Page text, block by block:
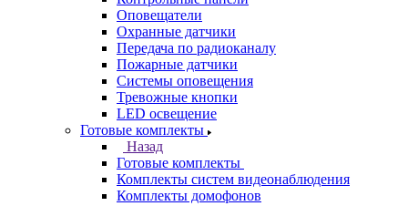
Оповещатели
Охранные датчики
Передача по радиоканалу
Пожарные датчики
Системы оповещения
Тревожные кнопки
LED освещение
Готовые комплекты
Назад
Готовые комплекты
Комплекты систем видеонаблюдения
Комплекты домофонов